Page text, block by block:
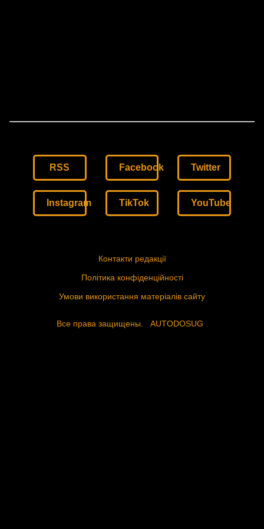
RSS Facebook Twitter
Instagram TikTok YouTube
Контакти редакції
Політика конфіденційності
Умови використання матеріалів сайту
Все права защищены. AUTODOSUG